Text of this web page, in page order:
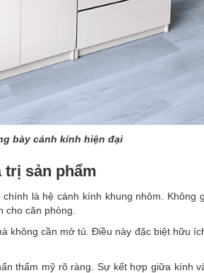
bày cánh kính hiện đại
trị sản phẩm
là hệ cánh kính khung nhôm.
căn phòng.
không cần mở tủ. Điều này đặc biệt hữu
thẩm mỹ rõ ràng. Sự kết hợp giữa kính